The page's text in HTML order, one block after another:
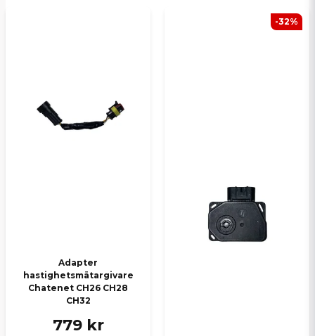
Adapter
hastighetsmätargivare
Chatenet CH26 CH28
CH32
779 kr
-32%